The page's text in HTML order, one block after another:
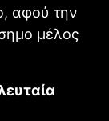
αφού την
μέλος